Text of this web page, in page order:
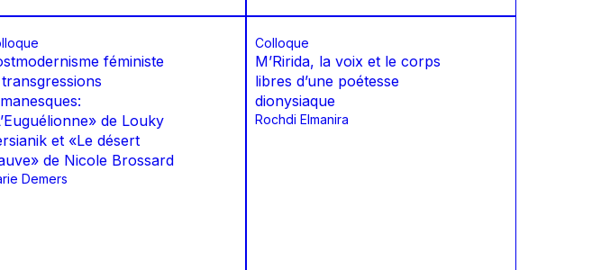
féministe
de Louky
et «Le désert
de Nicole Brossard
Demers
Colloque
M’Ririda, la voix et le corps
libres d’une poétesse
dionysiaque
Rochdi Elmanira